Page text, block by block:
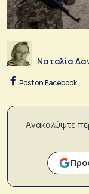
Ναταλία
Post on Facebook
Ανακαλύψτε